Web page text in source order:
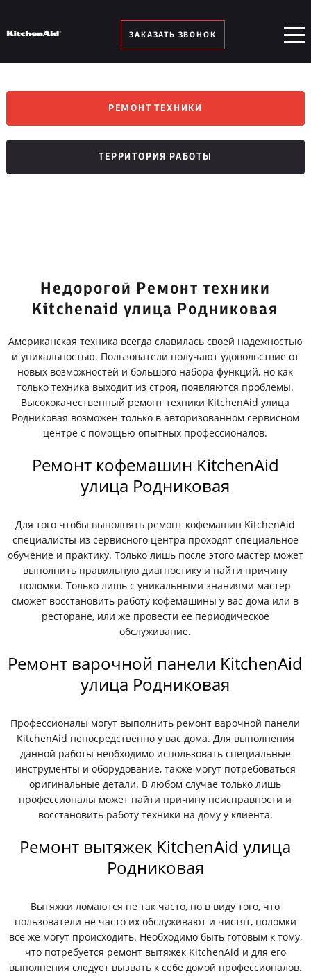
ЗАКАЗАТЬ ЗВОНОК
РЕМОНТ ТЕХНИКИ
ТЕРРИТОРИЯ РАБОТЫ
Недорогой Ремонт техники
Kitchenaid улица Родниковая
Американская техника всегда славилась своей надежностью
и уникальностью. Пользователи получают удовольствие от
новых возможностей и большого набора функций, но как
только техника выходит из строя, появляются проблемы.
Высококачественный ремонт техники KitchenAid улица
Родниковая возможен только в авторизованном сервисном
центре с помощью опытных профессионалов.
Ремонт кофемашин KitchenAid
улица Родниковая
Для того чтобы выполнять ремонт кофемашин KitchenAid
специалисты из сервисного центра проходят специальное
обучение и практику. Только лишь после этого мастер может
выполнить правильную диагностику и найти причину
поломки. Только лишь с уникальными знаниями мастер
сможет восстановить работу кофемашины у вас дома или в
ресторане, или же провести ее периодическое
обслуживание.
Ремонт варочной панели KitchenAid
улица Родниковая
Профессионалы могут выполнить ремонт варочной панели
KitchenAid непосредственно у вас дома. Для выполнения
данной работы необходимо использовать специальные
инструменты и оборудование, также могут потребоваться
оригинальные детали. В любом случае только лишь
профессионалы может найти причину неисправности и
восстановить работу техники на дому у клиента.
Ремонт вытяжек KitchenAid улица
Родниковая
Вытяжки ломаются не так часто, но в виду того, что
пользователи не часто их обслуживают и чистят, поломки
все же могут происходить. Необходимо быть готовым к тому,
что потребуется ремонт вытяжек KitchenAid и для его
выполнения следует вызвать к себе домой профессионалов.